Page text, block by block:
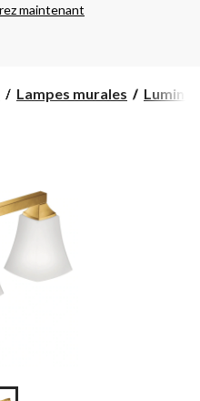
maintenant
Lampes murales